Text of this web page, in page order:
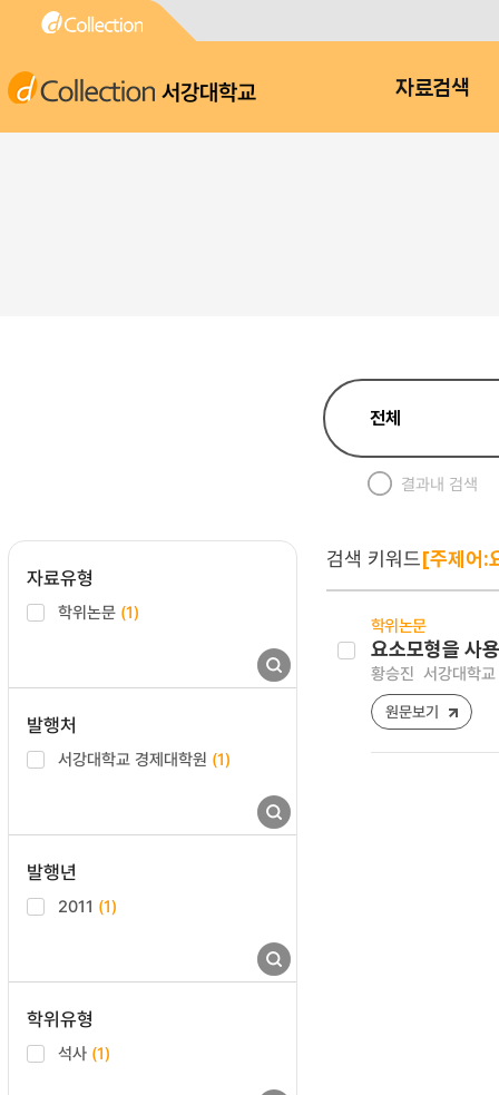
서강대학교 자료검색
결과내 검색
자료유형
학위논문 (1)
발행처
서강대학교 경제대학원 (1)
발행년
2011 (1)
학위유형
석사 (1)
검색 키워드[주제어:
학위논문
요소모형을 사
황승진 서강대학
원문보기